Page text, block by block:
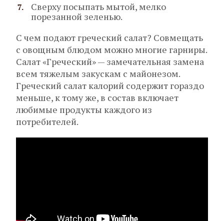
Сверху посыпать мытой, мелко
порезанной зеленью.
С чем подают греческий салат? Совмещать
с овощным блюдом можно многие гарниры.
Салат «Греческий» — замечательная замена
всем тяжелым закускам с майонезом.
Греческий салат калорий содержит гораздо
меньше, к тому же, в состав включает
любимые продукты каждого из
потребителей.